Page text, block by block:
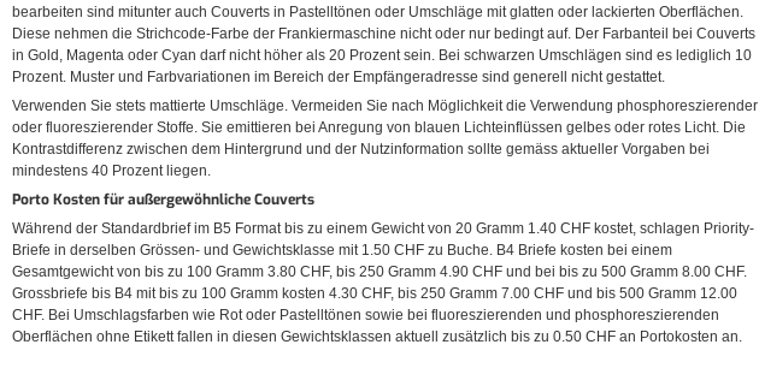
bearbeiten sind mitunter auch Couverts in Pastelltönen oder Umschläge mit glatten oder lackierten Oberflächen.
Diese nehmen die Strichcode-Farbe der Frankiermaschine nicht oder nur bedingt auf. Der Farbanteil bei Couverts
in Gold, Magenta oder Cyan darf nicht höher als 20 Prozent sein. Bei schwarzen Umschlägen sind es lediglich 10
Prozent. Muster und Farbvariationen im Bereich der Empfängeradresse sind generell nicht gestattet.
Verwenden Sie stets mattierte Umschläge. Vermeiden Sie nach Möglichkeit die Verwendung phosphoreszierender
oder fluoreszierender Stoffe. Sie emittieren bei Anregung von blauen Lichteinflüssen gelbes oder rotes Licht. Die
Kontrastdifferenz zwischen dem Hintergrund und der Nutzinformation sollte gemäss aktueller Vorgaben bei
mindestens 40 Prozent liegen.
Porto Kosten für außergewöhnliche Couverts
Während der Standardbrief im B5 Format bis zu einem Gewicht von 20 Gramm 1.40 CHF kostet, schlagen Priority-
Briefe in derselben Grössen- und Gewichtsklasse mit 1.50 CHF zu Buche. B4 Briefe kosten bei einem
Gesamtgewicht von bis zu 100 Gramm 3.80 CHF, bis 250 Gramm 4.90 CHF und bei bis zu 500 Gramm 8.00 CHF.
Grossbriefe bis B4 mit bis zu 100 Gramm kosten 4.30 CHF, bis 250 Gramm 7.00 CHF und bis 500 Gramm 12.00
CHF. Bei Umschlagsfarben wie Rot oder Pastelltönen sowie bei fluoreszierenden und phosphoreszierenden
Oberflächen ohne Etikett fallen in diesen Gewichtsklassen aktuell zusätzlich bis zu 0.50 CHF an Portokosten an.